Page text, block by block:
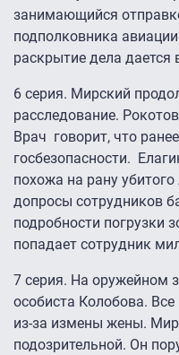
занимающийся
подполковника
раскрытие дела дается
6 серия. Мирский
расследование.
Врач говорит, что
госбезопасности.
похожа на рану
допросы сотрудников
подробности погрузки
попадает сотрудник
7 серия. На оружейном
особиста Колобова.
из-за измены жены.
подозрительной. Он